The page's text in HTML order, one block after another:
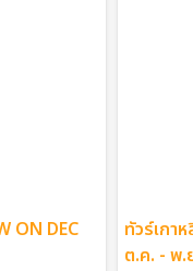
ON DEC
ทัวร์เกา
ต.ค. - พ.